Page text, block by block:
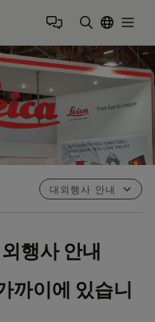
대외행사 안내
행사 안내
까이에 있습니